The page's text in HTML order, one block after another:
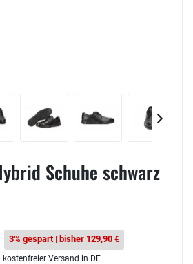
Schuhe schwarz
3% gespart | bisher 129,90 €
Versand in DE